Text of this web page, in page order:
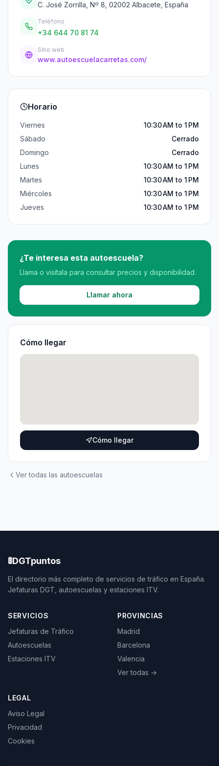
C. José Zorrilla, Nº 8, 02002 Albacete, España
Teléfono
+34 644 70 81 74
Sitio web
www.autoescuelacarretas.com/
Horario
Viernes
10:30 AM to 1 PM
Sábado
Cerrado
Domingo
Cerrado
Lunes
10:30 AM to 1 PM
Martes
10:30 AM to 1 PM
Miércoles
10:30 AM to 1 PM
Jueves
10:30 AM to 1 PM
¿Te interesa esta autoescuela?
Llama o visítala para consultar precios y disponibilidad.
Llamar ahora
Cómo llegar
Cómo llegar
Ver todas las autoescuelas
🚦DGTpuntos
El directorio más completo de servicios de tráfico en España.
Jefaturas DGT, autoescuelas y estaciones ITV.
SERVICIOS
Jefaturas de Tráfico
Autoescuelas
Estaciones ITV
PROVINCIAS
Madrid
Barcelona
Valencia
Ver todas →
LEGAL
Aviso Legal
Privacidad
Cookies